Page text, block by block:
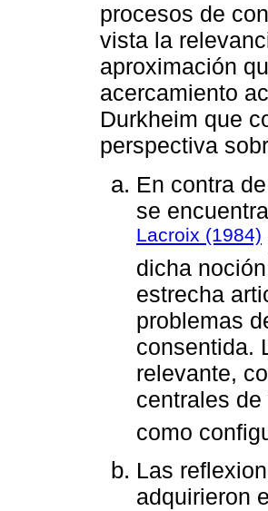
procesos de
vista la
aproximación
acercamiento
Durkheim que
perspectiva
En contra
se
Lacroix (1984)
dicha
estrecha
problemas
consentida.
relevante,
centrales
como
Las
adquirieron